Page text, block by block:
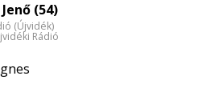
(54)
(Újvidék)
Rádió